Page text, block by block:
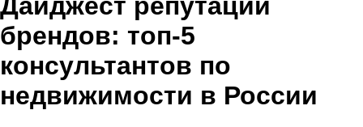
Дайджест репутации
брендов: топ-5
консультантов по
недвижимости в России